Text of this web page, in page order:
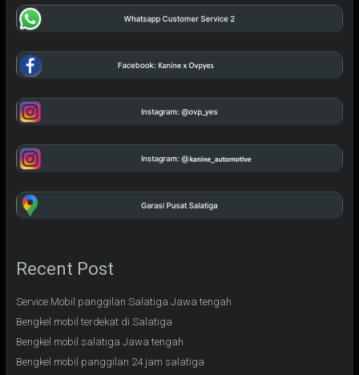
Recent Post
Service Mobil panggilan Salatiga Jawa tengah
Bengkel mobil terdekat di Salatiga
Bengkel mobil salatiga Jawa tengah
Bengkel mobil panggilan 24 jam salatiga